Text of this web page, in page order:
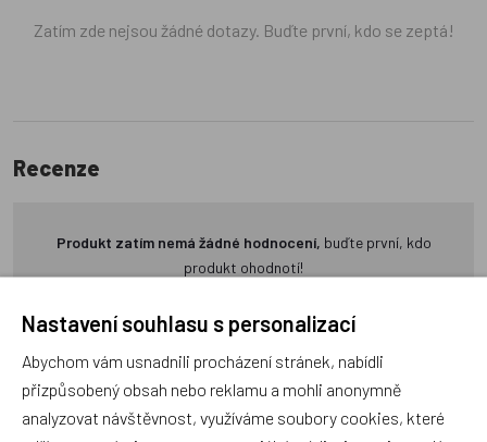
Zatím zde nejsou žádné dotazy. Buďte první, kdo se zeptá!
Recenze
Produkt zatím nemá žádné hodnocení, buďte první, kdo
produkt ohodnotí!
Přidat hodnocení
Nastavení souhlasu s personalizací
Abychom vám usnadnili procházení stránek, nabídli
přizpůsobený obsah nebo reklamu a mohli anonymně
analyzovat návštěvnost, využíváme soubory cookies, které